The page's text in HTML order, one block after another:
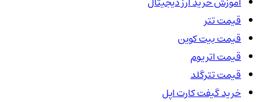
قیمت تتر
قیمت بیت کوین
قیمت اتریوم
قیمت تترگلد
خرید گیفت کارت اپل